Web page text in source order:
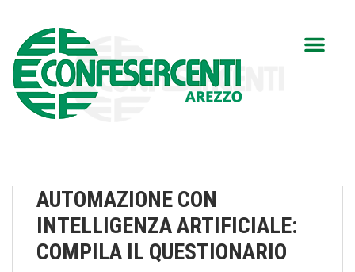
AUTOMAZIONE CON
INTELLIGENZA ARTIFICIALE:
COMPILA IL QUESTIONARIO